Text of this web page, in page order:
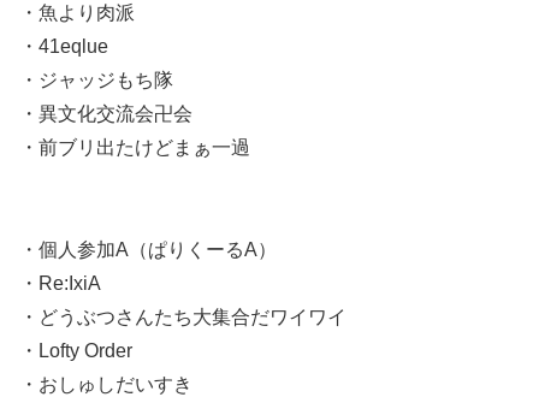
・魚より肉派
・41eqlue
・ジャッジもち隊
・異文化交流会卍会
・前ブリ出たけどまぁ一過
・個人参加A（ぱりくーるA）
・Re:IxiA
・どうぶつさんたち大集合だワイワイ
・Lofty Order
・おしゅしだいすき